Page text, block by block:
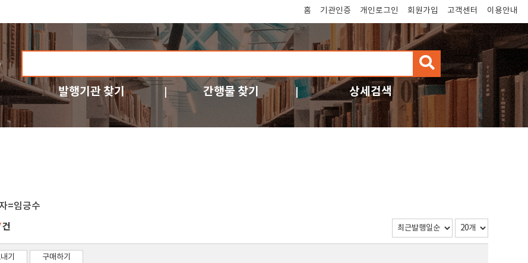
홈 기관인증 개인로그인 회원가입 고객센터 이용안내
검
색
발행기관 찾기 간행물 찾기 상세검색
=임긍수
건
기 구매하기